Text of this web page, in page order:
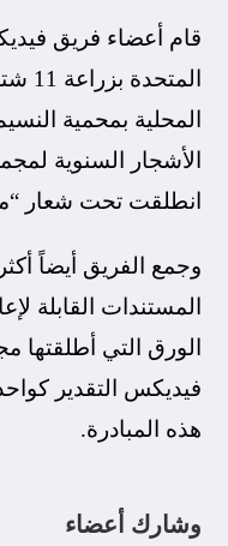
قام أعضاء فريق
المحلية بمحمية
الأشجار السنوية
انطلقت تحت شعار
المستندات القابلة
الورق التي أطلقتها
فيديكس التقدير
هذه المبادرة.
وشارك أعضاء